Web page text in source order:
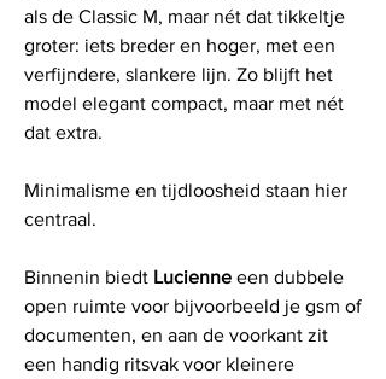
als de Classic M, maar nét dat tikkeltje
groter: iets breder en hoger, met een
verfijndere, slankere lijn. Zo blijft het
model elegant compact, maar met nét
dat extra.
Minimalisme en tijdloosheid staan hier
centraal.
Binnenin biedt Lucienne een dubbele
open ruimte voor bijvoorbeeld je gsm of
documenten, en aan de voorkant zit
een handig ritsvak voor kleinere